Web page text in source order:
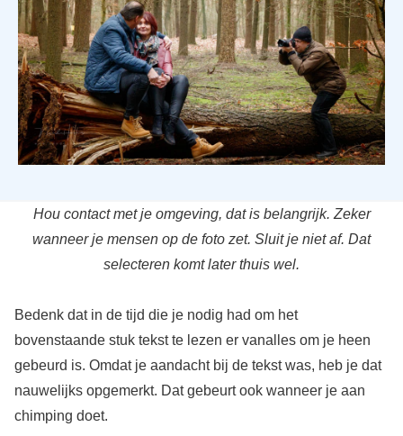
Hou contact met je omgeving, dat is belangrijk. Zeker
wanneer je mensen op de foto zet. Sluit je niet af. Dat
selecteren komt later thuis wel.
Bedenk dat in de tijd die je nodig had om het
bovenstaande stuk tekst te lezen er vanalles om je heen
gebeurd is. Omdat je aandacht bij de tekst was, heb je dat
nauwelijks opgemerkt. Dat gebeurt ook wanneer je aan
chimping doet.